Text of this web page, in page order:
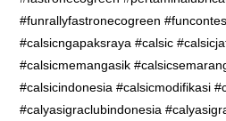
#funrallyfastronecogreen
#calsicngapaksraya #calsic
#calsicmemangasik
#calsicindonesia #calsicmodifikasi
#calyasigraclubindonesia